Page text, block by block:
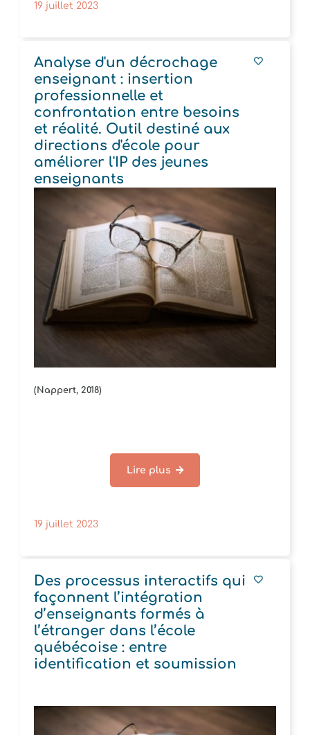
19 juillet 2023
Analyse d'un décrochage
enseignant : insertion
professionnelle et
confrontation entre besoins
et réalité. Outil destiné aux
directions d'école pour
améliorer l'IP des jeunes
enseignants
(Nappert, 2018)
Lire plus
19 juillet 2023
Des processus interactifs qui
façonnent l’intégration
d’enseignants formés à
l’étranger dans l’école
québécoise : entre
identification et soumission